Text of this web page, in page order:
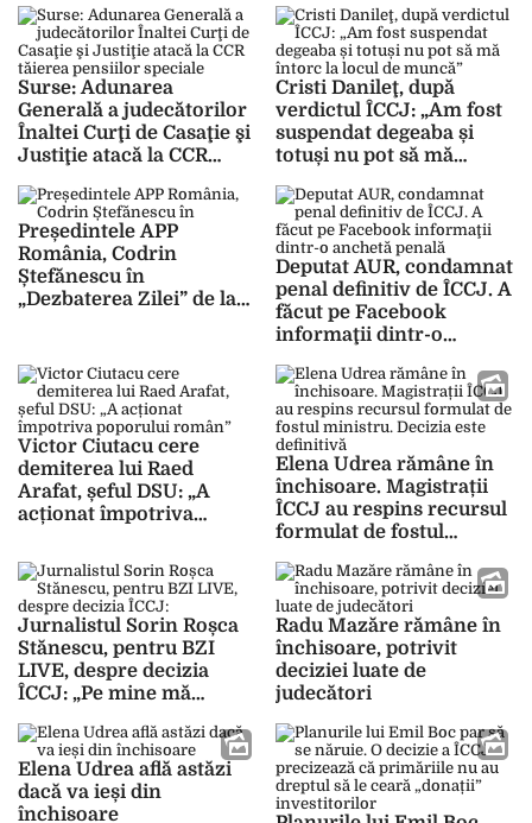
„protecția” pe care
colegii procurorului au
manifestat-o până acum
– FOTO/VIDEO
Surse: Adunarea
Generală a judecătorilor
Înaltei Curţi de Casaţie şi
Justiţie atacă la CCR
Cristi Danileţ, după
verdictul ÎCCJ: „Am fost
suspendat degeaba și
totuși nu pot să mă
Președintele APP
România, Codrin
Ștefănescu în
„Dezbaterea Zilei” de la
certificatul COVID-19 și
abuzurile din pandemie
Deputat AUR, condamnat
penal definitiv de ÎCCJ. A
făcut pe Facebook
informaţii dintr-o
Victor Ciutacu cere
demiterea lui Raed
Arafat, șeful DSU: „A
acționat împotriva
Elena Udrea rămâne în
închisoare. Magistrații
ÎCCJ au respins recursul
formulat de fostul
definitivă
Jurnalistul Sorin Roșca
Stănescu, pentru BZI
LIVE, despre decizia
ÎCCJ: „Pe mine mă
se facă conform
Constituției României…!
Prescripția e legată de
celeritate, procurorii și
Radu Mazăre rămâne în
închisoare, potrivit
deciziei luate de
judecători
Elena Udrea află astăzi
dacă va ieși din
închisoare